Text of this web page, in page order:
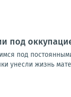
под
под
унесли жизнь